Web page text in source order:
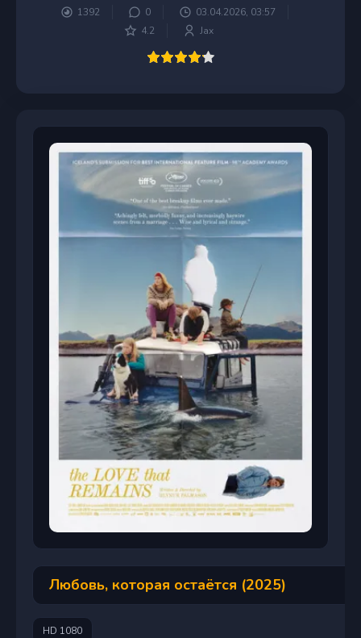
1392 0
03.04.2026, 03:57
4.2
Jax
Любовь, которая остаётся (2025)
HD 1080